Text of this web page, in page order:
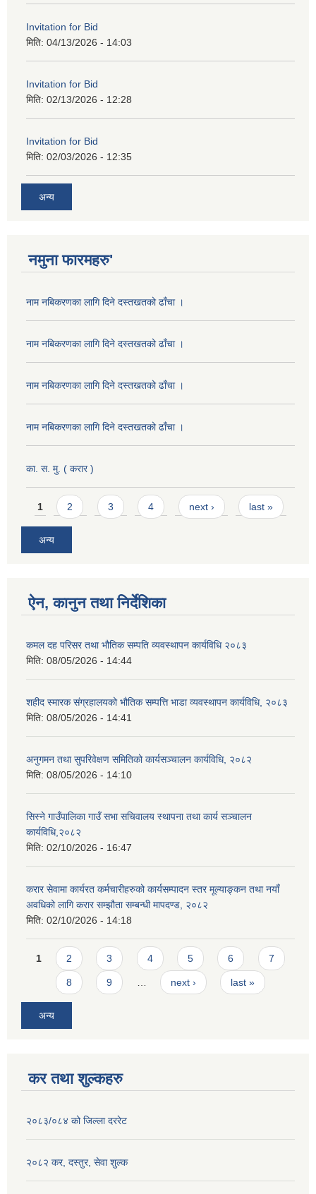
Invitation for Bid
मिति: 04/13/2026 - 14:03
Invitation for Bid
मिति: 02/13/2026 - 12:28
Invitation for Bid
मिति: 02/03/2026 - 12:35
अन्य
नमुना फारमहरु'
नाम नबिकरणका लागि दिने दस्तखतको ढाँचा ।
नाम नबिकरणका लागि दिने दस्तखतको ढाँचा ।
नाम नबिकरणका लागि दिने दस्तखतको ढाँचा ।
नाम नबिकरणका लागि दिने दस्तखतको ढाँचा ।
का. स. मु. ( करार )
Pages
1 2 3 4 next › last »
अन्य
ऐन, कानुन तथा निर्देशिका
कमल दह परिसर तथा भौतिक सम्पति व्यवस्थापन कार्यविधि २०८३
मिति: 08/05/2026 - 14:44
शहीद स्मारक संग्रहालयको भौतिक सम्पत्ति भाडा व्यवस्थापन कार्यविधि, २०८३
मिति: 08/05/2026 - 14:41
अनुगमन तथा सुपरिवेक्षण समितिको कार्यसञ्चालन कार्यविधि, २०८२
मिति: 08/05/2026 - 14:10
सिस्ने गाउँपालिका गाउँ सभा सचिवालय स्थापना तथा कार्य सञ्चालन
कार्यविधि,२०८२
मिति: 02/10/2026 - 16:47
करार सेवामा कार्यरत कर्मचारीहरुको कार्यसम्पादन स्तर मूल्याङ्कन तथा नयाँ
अवधिको लागि करार सम्झौता सम्बन्धी मापदण्ड, २०८२
मिति: 02/10/2026 - 14:18
Pages
1 2 3 4 5 6 7
8 9 … next › last »
अन्य
कर तथा शुल्कहरु
२०८३/०८४ को जिल्ला दररेट
२०८२ कर, दस्तुर, सेवा शुल्क